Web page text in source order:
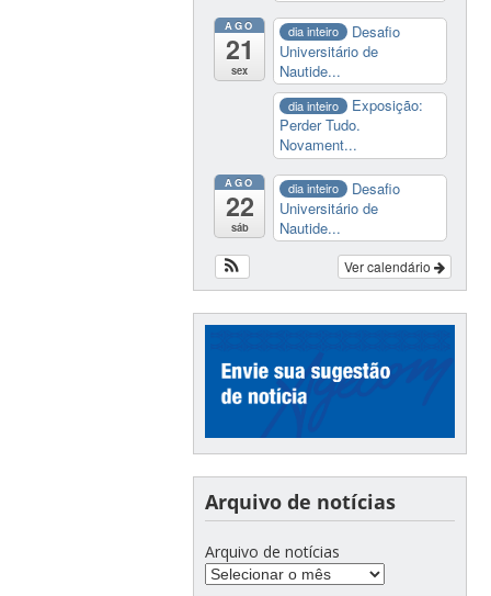
AGO
21
sex
dia inteiro
Desafio
Universitário de
Nautide...
dia inteiro
Exposição:
Perder Tudo.
Novament...
AGO
22
sáb
dia inteiro
Desafio
Universitário de
Nautide...
Ver calendário
Arquivo de notícias
Arquivo de notícias